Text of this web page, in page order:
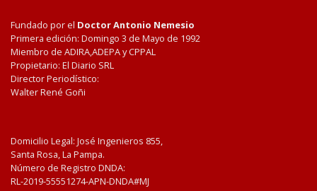
Fundado por el Doctor Antonio Nemesio
Primera edición: Domingo 3 de Mayo de 1992
Miembro de ADIRA,ADEPA y CPPAL
Propietario: El Diario SRL
Director Periodístico:
Walter René Goñi
Domicilio Legal: José Ingenieros 855,
Santa Rosa, La Pampa.
Número de Registro DNDA:
RL-2019-55551274-APN-DNDA#MJ